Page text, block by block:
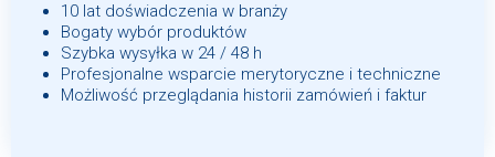
10 lat doświadczenia w branży
Bogaty wybór produktów
Szybka wysyłka w 24 / 48 h
Profesjonalne wsparcie merytoryczne i techniczne
Możliwość przeglądania historii zamówień i faktur